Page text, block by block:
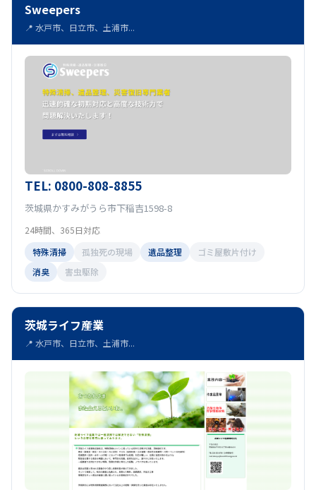
Sweepers
📍 水戸市、日立市、土浦市...
TEL: 0800-808-8855
茨城県かすみがうら市下稲吉1598-8
24時間、365日対応
特殊清掃
孤独死の現場 遺品整理
ゴミ屋敷片付け
消臭
害虫駆除
茨城ライフ産業
📍 水戸市、日立市、土浦市...